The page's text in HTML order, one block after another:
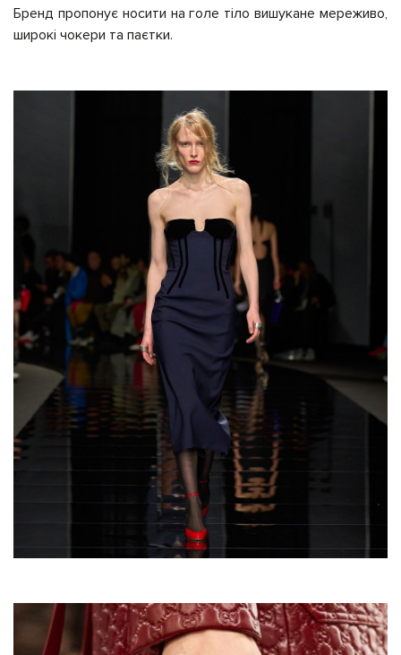
Бренд пропонує носити на голе тіло вишукане мереживо,
широкі чокери та паєтки.